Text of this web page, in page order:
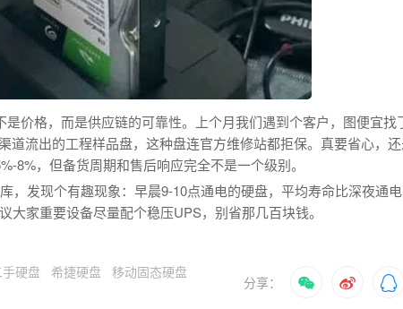
价格，而是供应链的可靠性。上个月我们遇到个客户，图便宜找
道流出的工程样品盘，这种盘连官方维修站都拒保。真要省心，
8%，但备货周期和售后响应完全不是一个级别。
，发现个有趣现象：早晨9-10点通电的硬盘，平均寿命比深夜通
大家重要设备尽量配个稳压UPS，别省那几百块钱。
手硬盘 希捷硬盘 移动固态硬盘
分享：